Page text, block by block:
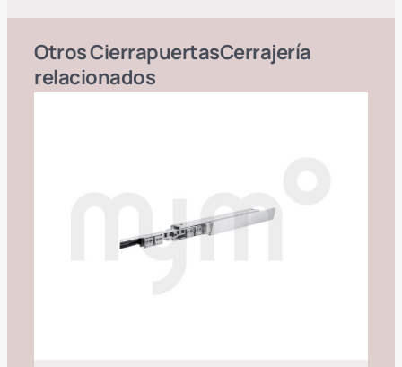
OtrosCierrapuertasCerrajería
relacionados